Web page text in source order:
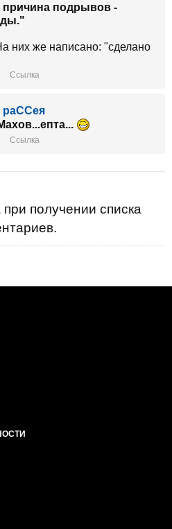
подрывов -
них же написано: "сделано
Ссылка
раССея
Ссылка
получении списка